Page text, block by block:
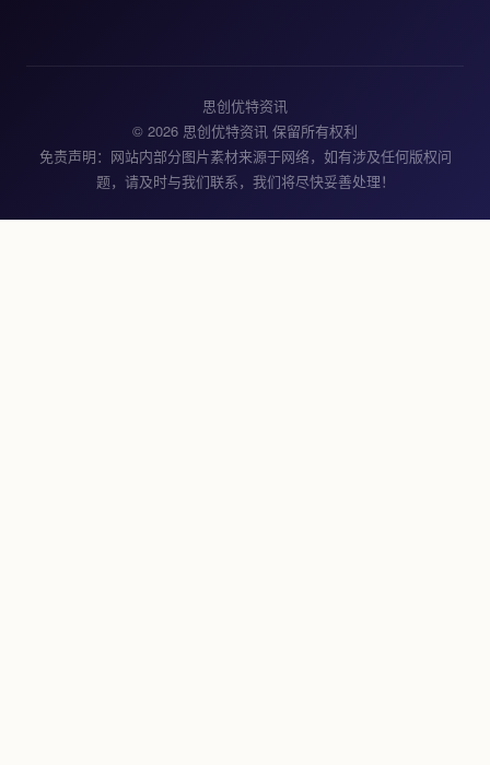
思创优特资讯
© 2026 思创优特资讯 保留所有权利
免责声明：网站内部分图片素材来源于网络，如有涉及任何版权问
题，请及时与我们联系，我们将尽快妥善处理！